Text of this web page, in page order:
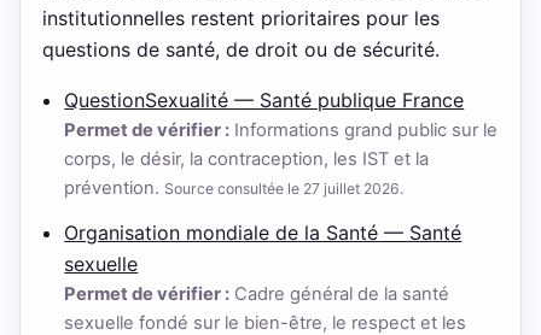
institutionnelles restent prioritaires pour les
questions de santé, de droit ou de sécurité.
QuestionSexualité — Santé publique France
Permet de vérifier : Informations grand public sur le
corps, le désir, la contraception, les IST et la
prévention. Source consultée le 27 juillet 2026.
Organisation mondiale de la Santé — Santé
sexuelle
Permet de vérifier : Cadre général de la santé
sexuelle fondé sur le bien-être, le respect et les